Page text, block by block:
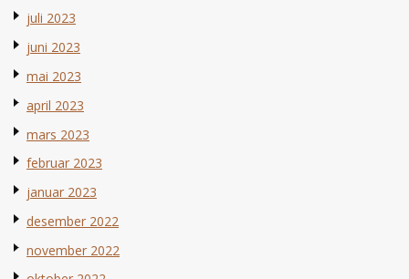
juli 2023
juni 2023
mai 2023
april 2023
mars 2023
februar 2023
januar 2023
desember 2022
november 2022